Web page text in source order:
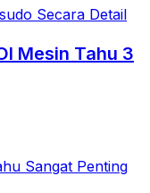
Mesin Tahu 3